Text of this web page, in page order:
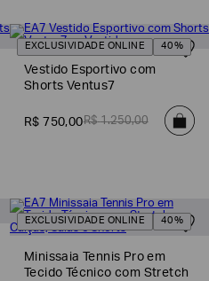
EXCLUSIVIDADE ONLINE 40%
Vestido Esportivo com
Shorts Ventus7
R$ 750,00R$ 1.250,00
EXCLUSIVIDADE ONLINE 40%
Minissaia Tennis Pro em
Tecido Técnico com Stretch